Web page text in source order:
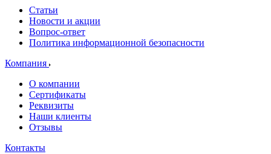
Статьи
Новости и акции
Вопрос-ответ
Политика информационной безопасности
Компания
О компании
Сертификаты
Реквизиты
Наши клиенты
Отзывы
Контакты